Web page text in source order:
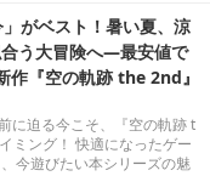
」がベスト！暑い夏、涼
合う大冒険へ―最安値で
『空の軌跡 the 2nd』
に迫る今こそ、『空の軌跡 t
ミング！ 快適になったゲー
今遊びたい本シリーズの魅